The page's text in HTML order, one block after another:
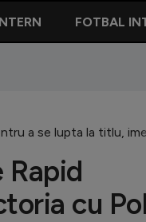
FOTBAL
a se lupta la titlu,
Rapid
cu